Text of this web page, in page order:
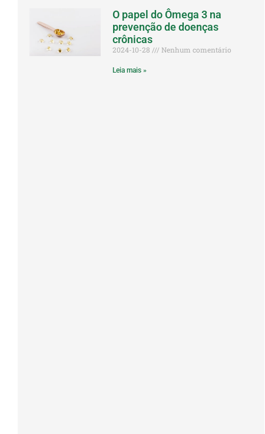
O papel do Ômega 3 na
prevenção de doenças
crônicas
2024-10-28 Nenhum comentário
Leia mais »